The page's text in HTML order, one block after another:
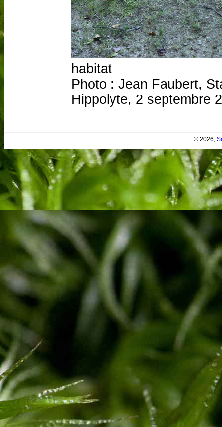
habitat
Photo : Jean Faubert,
Hippolyte, 2 septembre
© 2026,